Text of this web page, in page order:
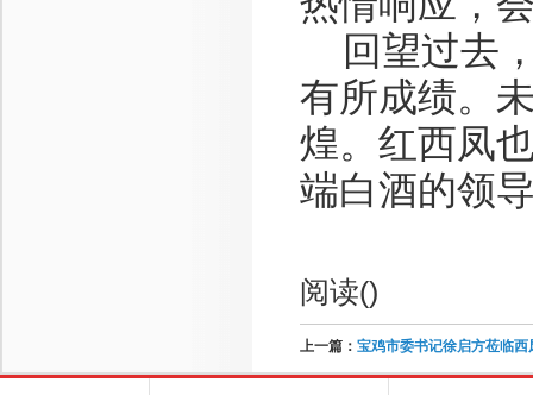
回望过去
有所成绩。
煌。红西凤
端白酒的领
阅读()
上一篇： 宝鸡市委书记徐启方莅临